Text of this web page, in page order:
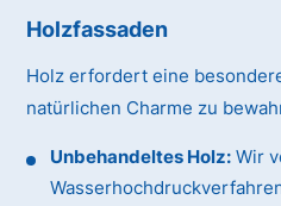
Holzfassaden
Holz erfordert eine
natürlichen Charme zu
Unbehandeltes Holz: Wir